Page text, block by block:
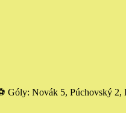
Góly: Novák 5, Púchovský 2,